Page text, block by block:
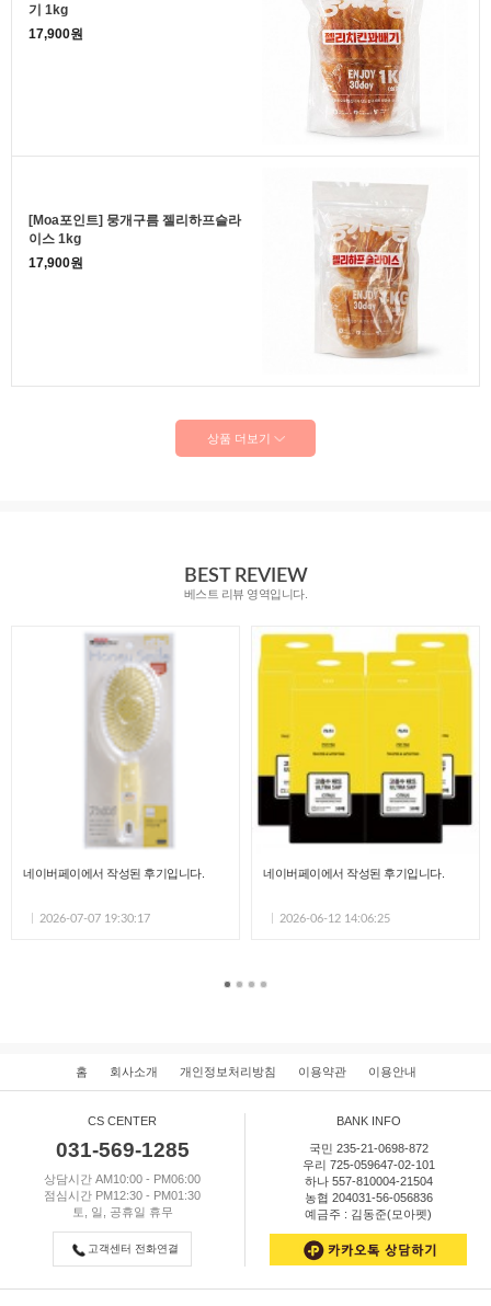
기 1kg
17,900원
[Moa포인트] 뭉개구름 젤리하프슬라
이스 1kg
17,900원
상품 더보기
BEST REVIEW
베스트 리뷰 영역입니다.
네이버페이에서 작성된 후기입니다.
2026-07-07 19:30:17
네이버페이에서 작성된 후기입니다.
2026-06-12 14:06:25
홈 회사소개 개인정보처리방침 이용약관 이용안내
CS CENTER
031-569-1285
상담시간 AM10:00 - PM06:00
점심시간 PM12:30 - PM01:30
토, 일, 공휴일 휴무
고객센터 전화연결
BANK INFO
국민 235-21-0698-872
우리 725-059647-02-101
하나 557-810004-21504
농협 204031-56-056836
예금주 : 김동준(모아펫)